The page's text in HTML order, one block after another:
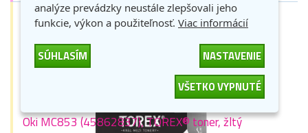
Oki MC853 (45862837), TOREX® toner, žltý
analýze prevádzky neustále zlepšovali jeho
funkcie, výkon a použiteľnosť. Viac informácií
SÚHLASÍM
NASTAVENIE
VŠETKO VYPNUTÉ